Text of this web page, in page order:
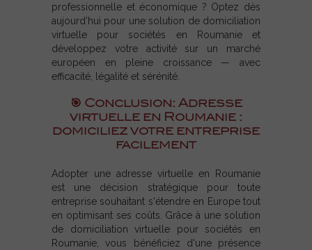
professionnelle et économique ? Optez dès
aujourd’hui pour une solution de domiciliation
virtuelle pour sociétés en Roumanie et
développez votre activité sur un marché
européen en pleine croissance — avec
efficacité, légalité et sérénité.
🎯 Conclusion: Adresse
virtuelle en Roumanie :
domiciliez votre entreprise
facilement
Adopter une adresse virtuelle en Roumanie
est une décision stratégique pour toute
entreprise souhaitant s'étendre en Europe tout
en optimisant ses coûts. Grâce à une solution
de domiciliation virtuelle pour sociétés en
Roumanie, vous bénéficiez d'une présence